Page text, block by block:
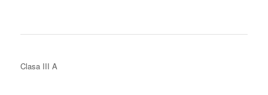
Clasa III A